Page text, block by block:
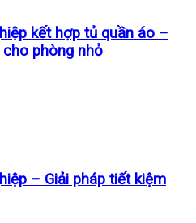
kết hợp tủ quần áo –
phòng nhỏ
– Giải pháp tiết kiệm